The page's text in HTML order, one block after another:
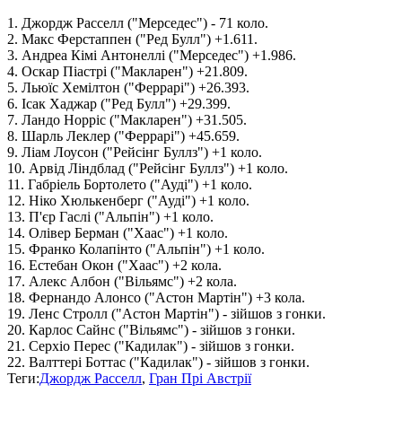
1. Джордж Расселл ("Мерседес") - 71 коло.
2. Макс Ферстаппен ("Ред Булл") +1.611.
3. Андреа Кімі Антонеллі ("Мерседес") +1.986.
4. Оскар Піастрі ("Макларен") +21.809.
5. Льюїс Хемілтон ("Феррарі") +26.393.
6. Ісак Хаджар ("Ред Булл") +29.399.
7. Ландо Норріс ("Макларен") +31.505.
8. Шарль Леклер ("Феррарі") +45.659.
9. Ліам Лоусон ("Рейсінг Буллз") +1 коло.
10. Арвід Ліндблад ("Рейсінг Буллз") +1 коло.
11. Габріель Бортолето ("Ауді") +1 коло.
12. Ніко Хюлькенберг ("Ауді") +1 коло.
13. П'єр Гаслі ("Альпін") +1 коло.
14. Олівер Берман ("Хаас") +1 коло.
15. Франко Колапінто ("Альпін") +1 коло.
16. Естебан Окон ("Хаас") +2 кола.
17. Алекс Албон ("Вільямс") +2 кола.
18. Фернандо Алонсо ("Астон Мартін") +3 кола.
19. Ленс Стролл ("Астон Мартін") - зійшов з гонки.
20. Карлос Сайнс ("Вільямс") - зійшов з гонки.
21. Серхіо Перес ("Кадилак") - зійшов з гонки.
22. Валттері Боттас ("Кадилак") - зійшов з гонки.
Теги:Джордж Расселл, Гран Прі Австрії